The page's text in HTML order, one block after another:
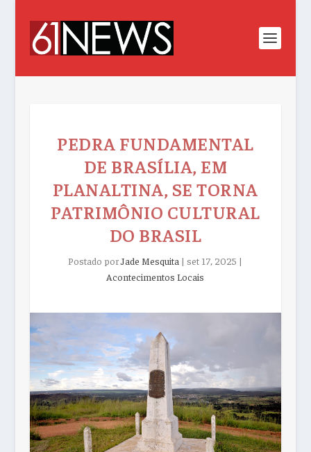
PEDRA FUNDAMENTAL
DE BRASÍLIA, EM
PLANALTINA, SE TORNA
PATRIMÔNIO CULTURAL
DO BRASIL
Postado porJade Mesquita | set 17, 2025 |
Acontecimentos Locais